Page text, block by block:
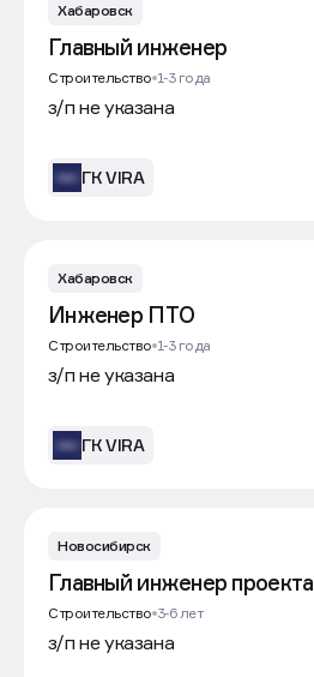
Хабаровск
Главный инженер
Строительство 1-3 года
з/п не указана
ГК VIRA
Хабаровск
Инженер ПТО
Строительство 1-3 года
з/п не указана
ГК VIRA
Новосибирск
Главный инженер проекта
Строительство 3-6 лет
з/п не указана